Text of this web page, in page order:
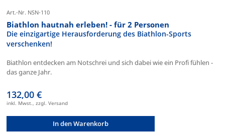
Art.-Nr. NSN-110
Biathlon hautnah erleben! - für 2 Personen
Die einzigartige Herausforderung des Biathlon-Sports
verschenken!
Biathlon entdecken am Notschrei und sich dabei wie ein Profi fühlen -
das ganze Jahr.
132,00 €
inkl. Mwst., zzgl. Versand
In den Warenkorb